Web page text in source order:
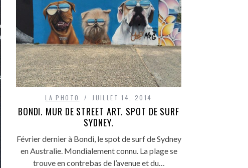
LA PHOTO JUILLET 14, 2014
BONDI. MUR DE STREET ART. SPOT DE SURF
SYDNEY.
Février dernier à Bondi, le spot de surf de Sydney
en Australie. Mondialement connu. La plage se
trouve en contrebas de l’avenue et du…